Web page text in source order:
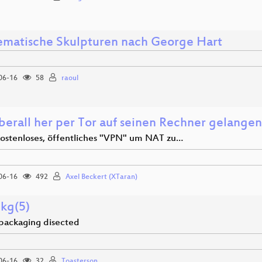
Skulpturen nach George Hart
16 58 raoul
her per Tor auf seinen Rechner gelangen
öffentliches "VPN" um NAT zu…
16 492 Axel Beckert (XTaran)
disected